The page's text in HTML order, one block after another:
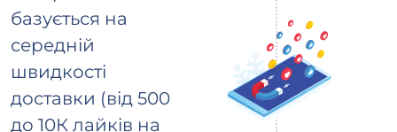
базується на
середній
швидкості
доставки (від 500
до 10К лайків на